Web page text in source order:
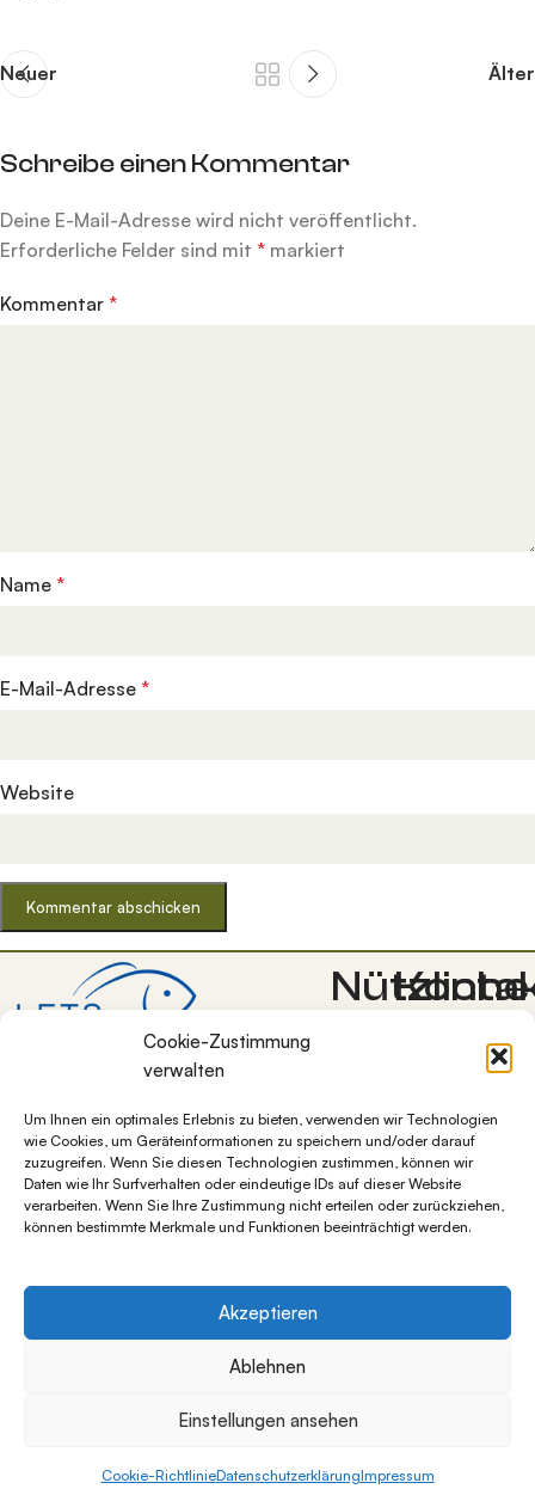
Cookie-Zustimmung
verwalten
Um Ihnen ein optimales Erlebnis zu bieten, verwenden wir Technologien
wie Cookies, um Geräteinformationen zu speichern und/oder darauf
zuzugreifen. Wenn Sie diesen Technologien zustimmen, können wir
Daten wie Ihr Surfverhalten oder eindeutige IDs auf dieser Website
verarbeiten. Wenn Sie Ihre Zustimmung nicht erteilen oder zurückziehen,
können bestimmte Merkmale und Funktionen beeinträchtigt werden.
Akzeptieren
Ablehnen
Einstellungen ansehen
Cookie-RichtlinieDatenschutzerklärungImpressum
Neuer Älter
Schreibe einen Kommentar
Deine E-Mail-Adresse wird nicht veröffentlicht.
Erforderliche Felder sind mit * markiert
Kommentar *
Name *
E-Mail-Adresse *
Website
Alternative:
Nützliche
Blog
Datenschutz
Impressum
uns
Bocksweg 7
Burgdorf OT
Westerlinde
+49 5347
1284997
info@lets-
Wenn die Ergebnisse der automatischen
Alle Preise inkl. der gesetzlichen MwSt.